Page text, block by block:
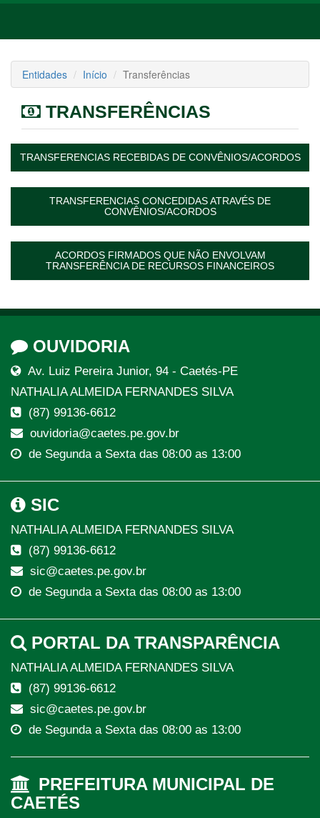
navigation
Entidades Início Transferências
TRANSFERÊNCIAS
TRANSFERENCIAS RECEBIDAS DE CONVÊNIOS/ACORDOS
TRANSFERENCIAS CONCEDIDAS ATRAVÉS DE
CONVÊNIOS/ACORDOS
ACORDOS FIRMADOS QUE NÃO ENVOLVAM
TRANSFERÊNCIA DE RECURSOS FINANCEIROS
OUVIDORIA
Av. Luiz Pereira Junior, 94 - Caetés-PE
NATHALIA ALMEIDA FERNANDES SILVA
(87) 99136-6612
ouvidoria@caetes.pe.gov.br
de Segunda a Sexta das 08:00 as 13:00
SIC
NATHALIA ALMEIDA FERNANDES SILVA
(87) 99136-6612
sic@caetes.pe.gov.br
de Segunda a Sexta das 08:00 as 13:00
PORTAL DA TRANSPARÊNCIA
NATHALIA ALMEIDA FERNANDES SILVA
(87) 99136-6612
sic@caetes.pe.gov.br
de Segunda a Sexta das 08:00 as 13:00
PREFEITURA MUNICIPAL DE
CAETÉS